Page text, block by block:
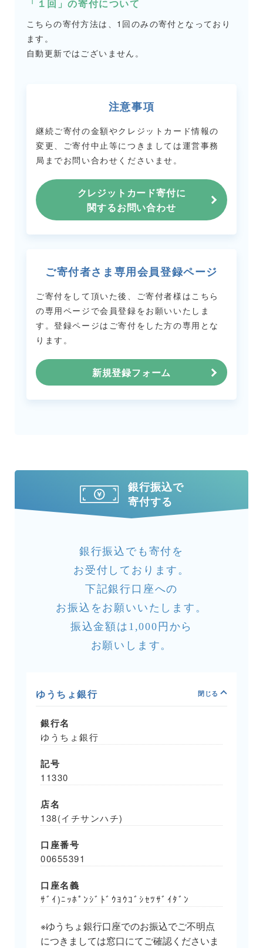
「１回」の寄付について
こちらの寄付方法は、1回のみの寄付となっており
ます。
自動更新ではございません。
注意事項
継続ご寄付の金額やクレジットカード情報の
変更、ご寄付中止等につきましては運営事務
局までお問い合わせくださいませ。
クレジットカード寄付に
関するお問い合わせ
ご寄付者さま専用会員登録ページ
ご寄付をして頂いた後、ご寄付者様はこちら
の専用ページで会員登録をお願いいたしま
す。登録ページはご寄付をした方の専用とな
ります。
新規登録フォーム
銀行振込で
寄付する
銀行振込でも寄付を
お受付しております。
下記銀行口座への
お振込をお願いいたします。
振込金額は1,000円から
お願いします。
ゆうちょ銀行
銀行名
ゆうちょ銀行
記号
11330
店名
138(イチサンハチ)
口座番号
00655391
口座名義
ｻﾞｲ)ﾆｯﾎﾟﾝｼﾞﾄﾞｳﾖｳｺﾞｼｾﾂｻﾞｲﾀﾞﾝ
※ゆうちょ銀行口座でのお振込でご不明点
につきましては窓口にてご確認くださいま